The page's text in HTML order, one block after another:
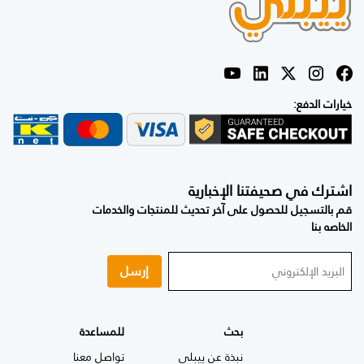
خيارات الدفع:
اشترك في صحيفتنا الإخبارية
قم بالتسجيل للحصول على آخر تحديث للمنتجات والخدمات
الخاصه بنا
إرسل
بحث
نبذة عن ييبلي
للمساعدة
تواصل معنا